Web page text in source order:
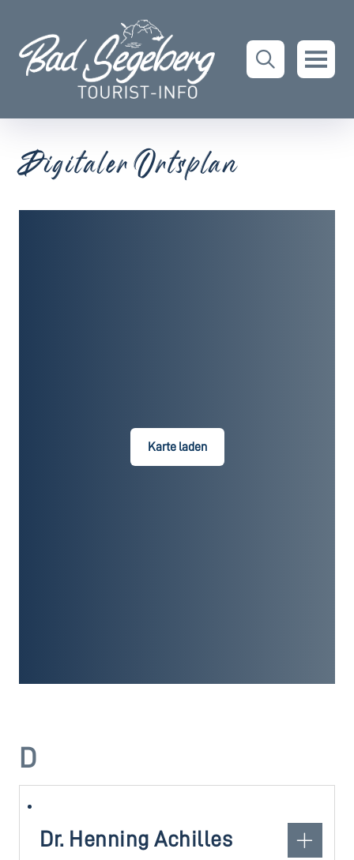
Digitaler Ortsplan
Karte laden
D
Dr. Henning Achilles